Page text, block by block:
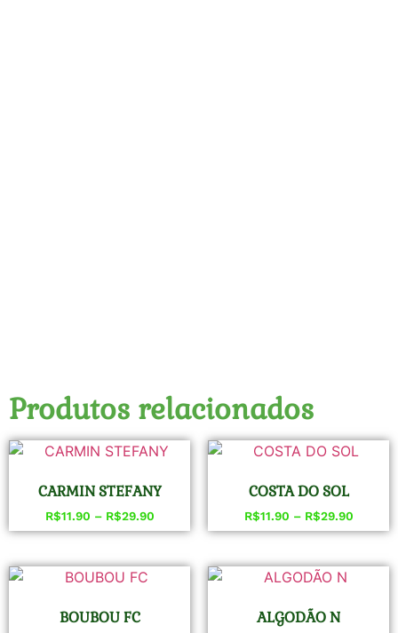
Produtos relacionados
CARMIN STEFANY
R$11.90 – R$29.90
COSTA DO SOL
R$11.90 – R$29.90
BOUBOU FC ALGODÃO N